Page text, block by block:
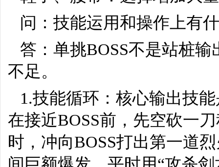
问：技能运用和操作上有
答：单挑BOSS不是站桩
不足。
1.技能循环：核心输出技
在接近BOSS前，先空砍一
时，冲向BOSS打出第一道